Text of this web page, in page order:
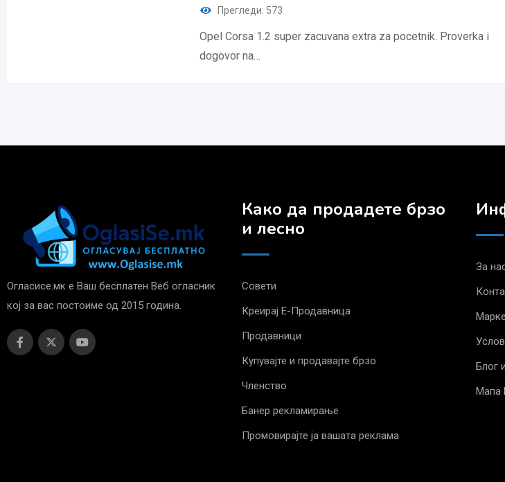
Прегледи: 573
Opel Corsa 1.2 super zacuvana extra za pocetnik. Proverka i
dogovor na…
Огласисе.мк е Ваш бесплатен Веб огласник
кој за вас постоиме од 2015 година.
Како да продадете брзо
и лесно
Совети
Креирај Е-Продавница
Продавници
Купувајте и продавајте брзо
Членство
Банер рекламирање
Промовирајте ја вашата реклама
За
Блог
Мапа